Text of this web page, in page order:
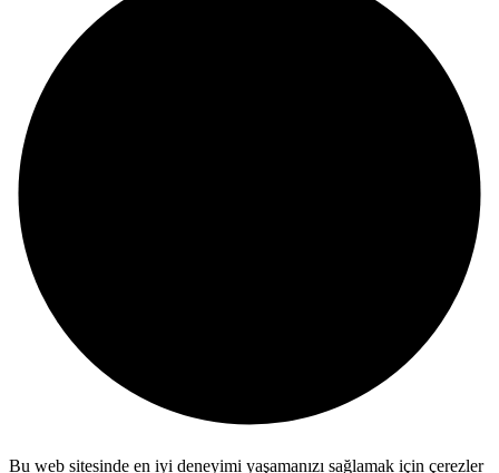
Bu web sitesinde en iyi deneyimi yaşamanızı sağlamak için çerezler